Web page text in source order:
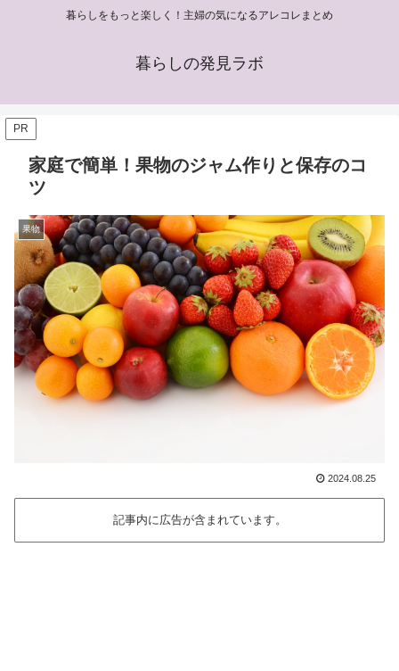
暮らしをもっと楽しく！主婦の気になるアレコレまとめ
暮らしの発見ラボ
PR
家庭で簡単！果物のジャム作りと保存のコ
ツ
果物
2024.08.25
記事内に広告が含まれています。